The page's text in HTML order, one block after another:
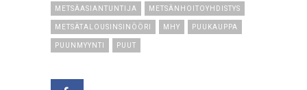
METSÄASIANTUNTIJA METSÄNHOITOYHDISTYS
METSÄTALOUSINSINÖÖRI MHY PUUKAUPPA
PUUNMYYNTI PUUT